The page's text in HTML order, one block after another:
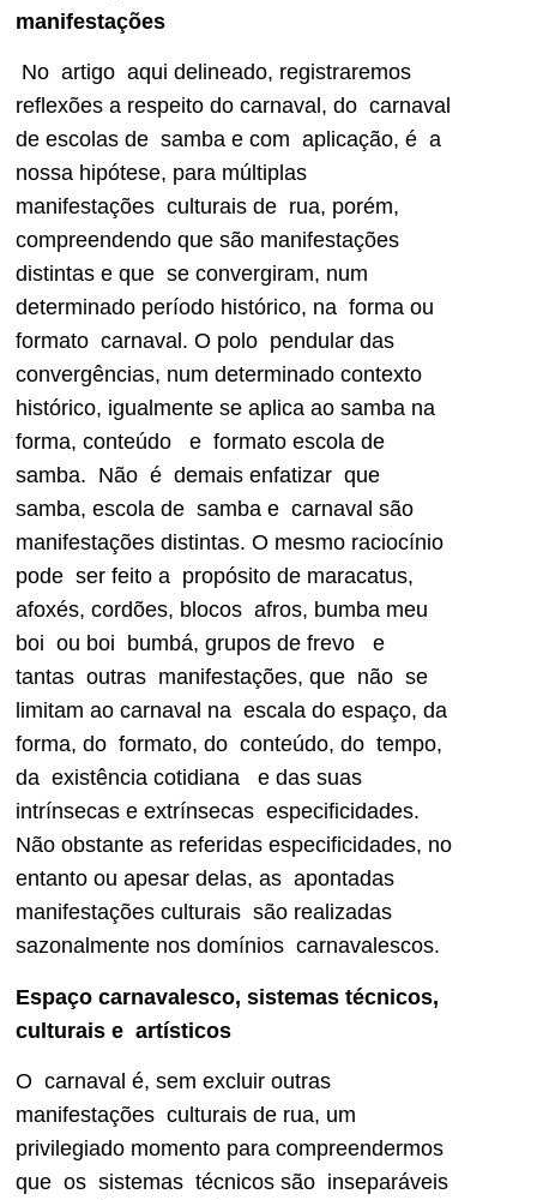
manifestações
No artigo aqui delineado, registraremos
reflexões a respeito do carnaval, do carnaval
de escolas de samba e com aplicação, é a
nossa hipótese, para múltiplas
manifestações culturais de rua, porém,
compreendendo que são manifestações
distintas e que se convergiram, num
determinado período histórico, na forma ou
formato carnaval. O polo pendular das
convergências, num determinado contexto
histórico, igualmente se aplica ao samba na
forma, conteúdo e formato escola de
samba. Não é demais enfatizar que
samba, escola de samba e carnaval são
manifestações distintas. O mesmo raciocínio
pode ser feito a propósito de maracatus,
afoxés, cordões, blocos afros, bumba meu
boi ou boi bumbá, grupos de frevo e
tantas outras manifestações, que não se
limitam ao carnaval na escala do espaço, da
forma, do formato, do conteúdo, do tempo,
da existência cotidiana e das suas
intrínsecas e extrínsecas especificidades.
Não obstante as referidas especificidades, no
entanto ou apesar delas, as apontadas
manifestações culturais são realizadas
sazonalmente nos domínios carnavalescos.
Espaço carnavalesco, sistemas técnicos,
culturais e artísticos
O carnaval é, sem excluir outras
manifestações culturais de rua, um
privilegiado momento para compreendermos
que os sistemas técnicos são inseparáveis